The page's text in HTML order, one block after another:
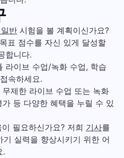
반 시험을 볼 계획이신가요?
표 점수를 자신 있게 달성할
합니다.
라이브 수업/녹화 수업, 학습
속하세요.
제한 라이브 수업 또는 녹화
등 다양한 혜택을 누릴 수 있
필요하신가요? 저희 기사를
실력을 향상시키기 위한 어
.